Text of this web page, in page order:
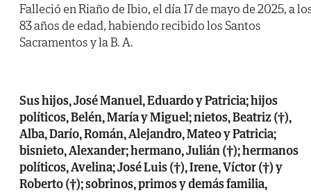
Falleció en Riaño de Ibio, el día 17 de mayo de 2025, a
83 años de edad, habiendo recibido los Santos
Sacramentos y la B. A.
Sus hijos, José Manuel, Eduardo y Patricia; hijos
políticos, Belén, María y Miguel; nietos, Beatriz (†),
Alba, Darío, Román, Alejandro, Mateo y Patricia;
bisnieto, Alexander; hermano, Julián (†); hermanos
políticos, Avelina; José Luis (†), Irene, Víctor (†) y
Roberto (†); sobrinos, primos y demás familia,